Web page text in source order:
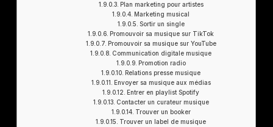
Plan marketing pour artistes
Marketing musical
Sortir un single
Promouvoir sa musique sur TikTok
Promouvoir sa musique sur YouTube
Communication digitale musique
Promotion radio
Relations presse musique
Envoyer sa musique aux médias
Entrer en playlist Spotify
Contacter un curateur musique
Trouver un booker
Trouver un label de musique